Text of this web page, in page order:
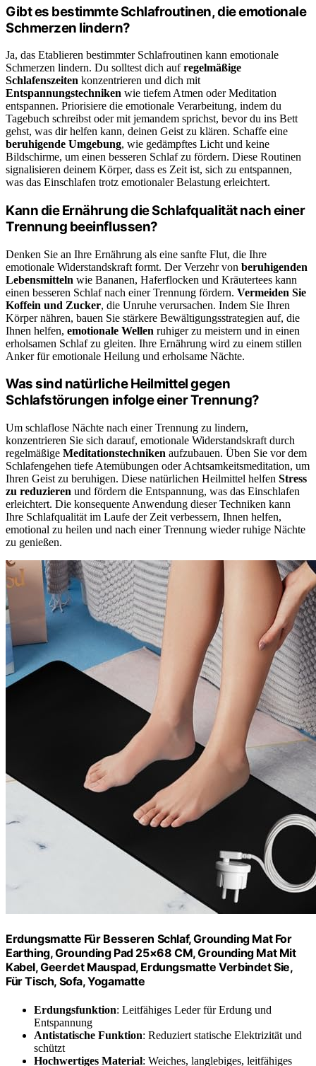
Gibt es bestimmte Schlafroutinen, die emotionale
Schmerzen lindern?
Ja, das Etablieren bestimmter Schlafroutinen kann emotionale
Schmerzen lindern. Du solltest dich aufregelmäßige
Schlafenszeiten konzentrieren und dich mit
Entspannungstechniken wie tiefem Atmen oder Meditation
entspannen. Priorisiere die emotionale Verarbeitung, indem du
Tagebuch schreibst oder mit jemandem sprichst, bevor du ins Bett
gehst, was dir helfen kann, deinen Geist zu klären. Schaffe eine
beruhigende Umgebung, wie gedämpftes Licht und keine
Bildschirme, um einen besseren Schlaf zu fördern. Diese Routinen
signalisieren deinem Körper, dass es Zeit ist, sich zu entspannen,
was das Einschlafen trotz emotionaler Belastung erleichtert.
Kann die Ernährung die Schlafqualität nach einer
Trennung beeinflussen?
Denken Sie an Ihre Ernährung als eine sanfte Flut, die Ihre
emotionale Widerstandskraft formt. Der Verzehr von beruhigenden
Lebensmitteln wie Bananen, Haferflocken und Kräutertees kann
einen besseren Schlaf nach einer Trennung fördern. Vermeiden Sie
Koffein und Zucker, die Unruhe verursachen. Indem Sie Ihren
Körper nähren, bauen Sie stärkere Bewältigungsstrategien auf, die
Ihnen helfen, emotionale Wellen ruhiger zu meistern und in einen
erholsamen Schlaf zu gleiten. Ihre Ernährung wird zu einem stillen
Anker für emotionale Heilung und erholsame Nächte.
Was sind natürliche Heilmittel gegen
Schlafstörungen infolge einer Trennung?
Um schlaflose Nächte nach einer Trennung zu lindern,
konzentrieren Sie sich darauf, emotionale Widerstandskraft durch
regelmäßige Meditationstechniken aufzubauen. Üben Sie vor dem
Schlafengehen tiefe Atemübungen oder Achtsamkeitsmeditation, um
Ihren Geist zu beruhigen. Diese natürlichen Heilmittel helfen Stress
zu reduzieren und fördern die Entspannung, was das Einschlafen
erleichtert. Die konsequente Anwendung dieser Techniken kann
Ihre Schlafqualität im Laufe der Zeit verbessern, Ihnen helfen,
emotional zu heilen und nach einer Trennung wieder ruhige Nächte
zu genießen.
Erdungsmatte Für Besseren Schlaf, Grounding Mat For
Earthing, Grounding Pad 25×68 CM, Grounding Mat Mit
Kabel, Geerdet Mauspad, Erdungsmatte Verbindet Sie,
Für Tisch, Sofa, Yogamatte
Erdungsfunktion: Leitfähiges Leder für Erdung und
Entspannung
Antistatische Funktion: Reduziert statische Elektrizität und
schützt
Hochwertiges Material: Weiches, langlebiges, leitfähiges